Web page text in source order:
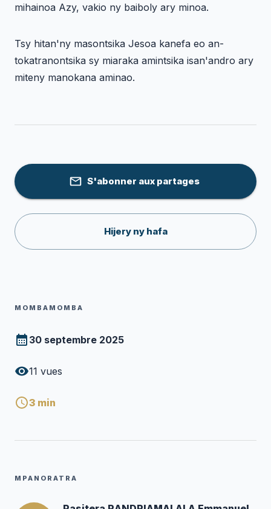
mihainoa Azy, vakio ny baiboly ary minoa.
Tsy hitan'ny masontsika Jesoa kanefa eo an-
tokatranontsika sy miaraka amintsika isan'andro ary
miteny manokana aminao.
S'abonner aux partages
Hijery ny hafa
MOMBAMOMBA
30 septembre 2025
11 vues
3 min
MPANORATRA